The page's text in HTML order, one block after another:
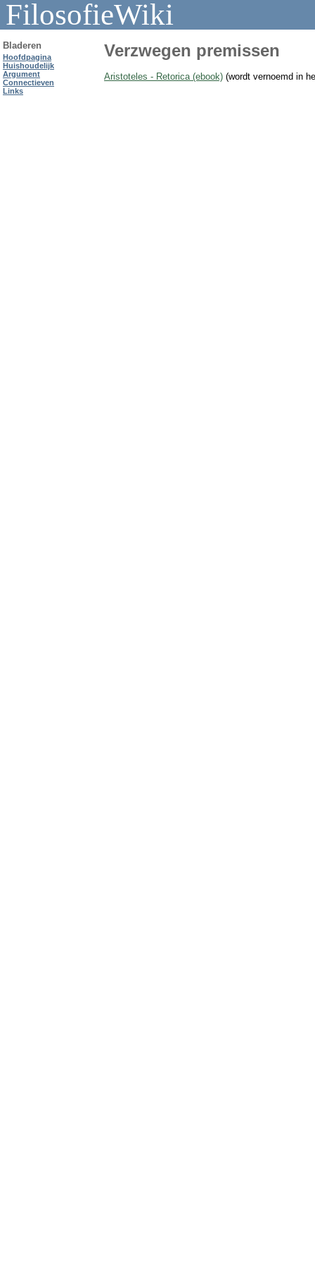
FilosofieWiki
Verzwegen premissen
Aristoteles - Retorica (ebook) (wordt vernoemd in
Bladeren
Hoofdpagina
Huishoudelijk
Argument
Connectieven
Links